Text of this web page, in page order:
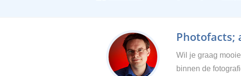
Photofacts;
Wil je graag
binnen de